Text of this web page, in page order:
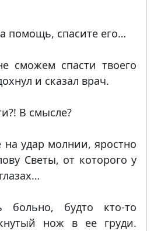
помощь, спасите его…
спасти твоего
и сказал врач.
В смысле?
удар молнии, яростно
Светы, от которого у
будто кто-то
нож в ее груди.